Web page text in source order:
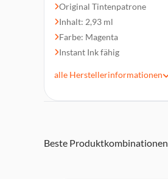
Original Tintenpatrone
Inhalt: 2,93 ml
Farbe: Magenta
Instant Ink fähig
alle Herstellerinformationen
Beste Produktkombinationen